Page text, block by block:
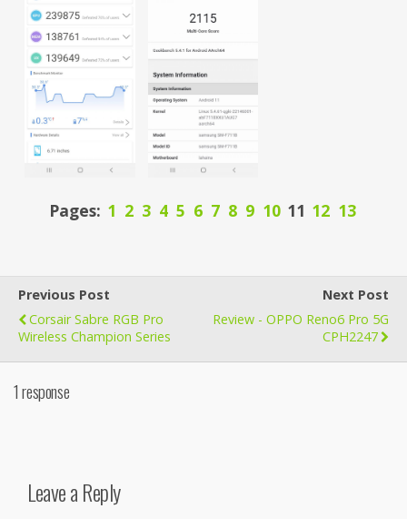
Pages: 1 2 3 4 5 6 7 8 9 10 11 12 13
Previous Post
Corsair Sabre RGB Pro
Wireless Champion Series
Next Post
Review - OPPO Reno6 Pro 5G
CPH2247
1 response
Leave a Reply